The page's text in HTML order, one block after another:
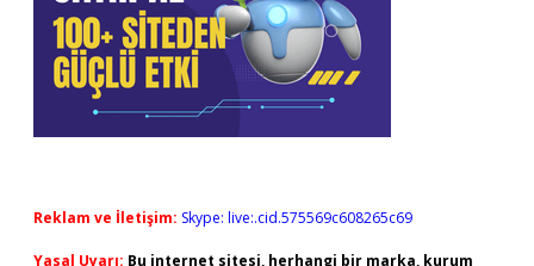
Reklam ve İletişim: Skype: live:.cid.575569c608265c69
Yasal Uyarı: Bu internet sitesi, herhangi bir marka, kurum